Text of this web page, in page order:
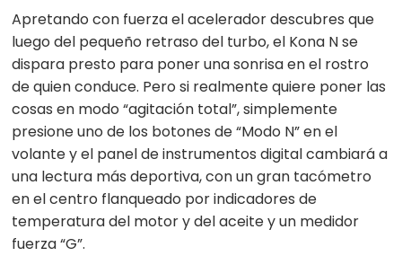
Apretando con fuerza el acelerador descubres que
luego del pequeño retraso del turbo, el Kona N se
dispara presto para poner una sonrisa en el rostro
de quien conduce. Pero si realmente quiere poner las
cosas en modo “agitación total”, simplemente
presione uno de los botones de “Modo N” en el
volante y el panel de instrumentos digital cambiará a
una lectura más deportiva, con un gran tacómetro
en el centro flanqueado por indicadores de
temperatura del motor y del aceite y un medidor
fuerza “G”.